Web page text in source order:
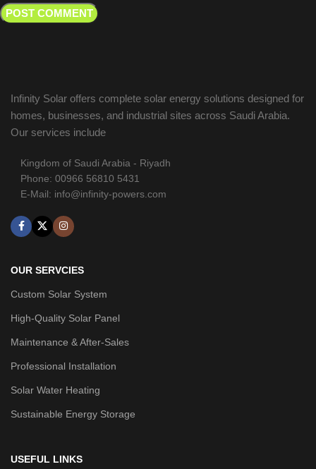
Infinity Solar offers complete solar energy solutions designed for
homes, businesses, and industrial sites across Saudi Arabia.
Our services include
Kingdom of Saudi Arabia - Riyadh
Phone: 00966 56810 5431
E-Mail: info@infinity-powers.com
OUR SERVCIES
Custom Solar System
High-Quality Solar Panel
Maintenance & After-Sales
Professional Installation
Solar Water Heating
Sustainable Energy Storage
USEFUL LINKS